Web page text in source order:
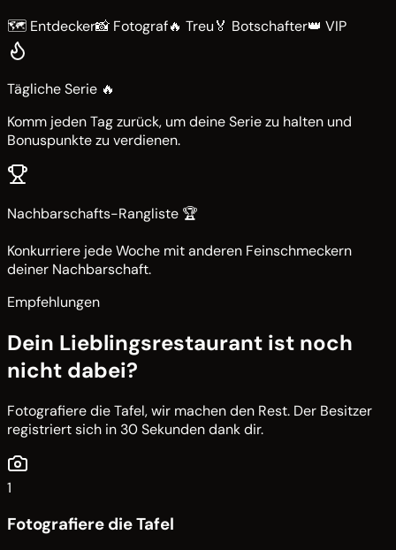
🗺️ Entdecker📸 Fotograf🔥 Treu🏅 Botschafter👑 VIP
Tägliche Serie 🔥
Komm jeden Tag zurück, um deine Serie zu halten und
Bonuspunkte zu verdienen.
Nachbarschafts-Rangliste 🏆
Konkurriere jede Woche mit anderen Feinschmeckern
deiner Nachbarschaft.
Empfehlungen
Dein Lieblingsrestaurant ist noch
nicht dabei?
Fotografiere die Tafel, wir machen den Rest. Der Besitzer
registriert sich in 30 Sekunden dank dir.
1
Fotografiere die Tafel